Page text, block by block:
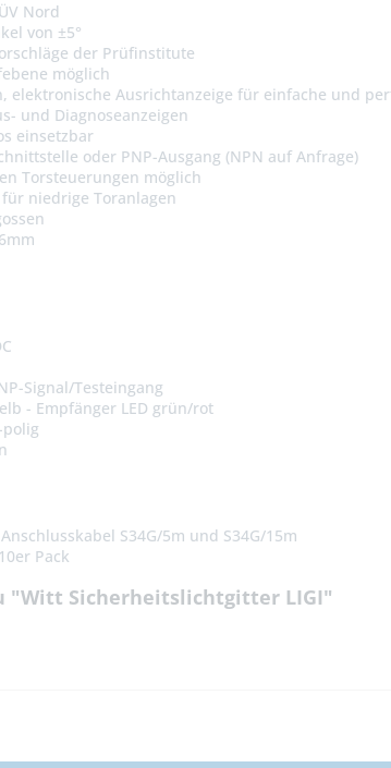
Nord
von ±5°
der Prüfinstitute
möglich
elektronische Ausrichtanzeige für einfache und
und Diagnoseanzeigen
einsetzbar
oder PNP-Ausgang (NPN auf Anfrage)
Torsteuerungen möglich
niedrige Toranlagen
Signal/Testeingang
- Empfänger LED grün/rot
S34G/5m und S34G/15m
Pack
"Witt Sicherheitslichtgitter LIGI"